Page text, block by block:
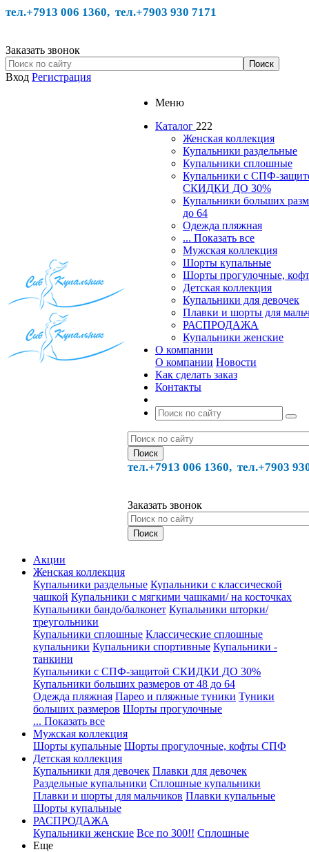
тел.+7913 006 1360, тел.+7903 930 7171
Заказать звонок
Вход Регистрация
Меню
Каталог 222
Женская коллекция
Купальники раздельные
Купальники сплошные
Купальники с СПФ-
СКИДКИ ДО 30%
Купальники больших
до 64
Одежда пляжная
... Показать все
Мужская коллекция
Шорты купальные
Шорты прогулочные,
Детская коллекция
Купальники для девочек
Плавки и шорты для
РАСПРОДАЖА
Купальники женские
О компании
О компании Новости
Как сделать заказ
Контакты
тел.+7913 006 1360, тел.+7903
Заказать звонок
Акции
Женская коллекция
Купальники раздельные Купальники с классической
чашкой Купальники с мягкими чашками/ на косточках
Купальники бандо/балконет Купальники шторки/
треугольники
Купальники сплошные Классические сплошные
купальники Купальники спортивные Купальники -
танкини
Купальники с СПФ-защитой СКИДКИ ДО 30%
Купальники больших размеров от 48 до 64
Одежда пляжная Парео и пляжные туники Туники
больших размеров Шорты прогулочные
... Показать все
Мужская коллекция
Шорты купальные Шорты прогулочные, кофты СПФ
Детская коллекция
Купальники для девочек Плавки для девочек
Раздельные купальники Сплошные купальники
Плавки и шорты для мальчиков Плавки купальные
Шорты купальные
РАСПРОДАЖА
Купальники женские Все по 300!! Сплошные
Еще